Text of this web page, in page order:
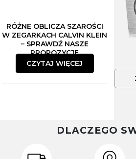
RÓŻNE OBLICZA SZAROŚCI
W ZEGARKACH CALVIN KLEIN
– SPRAWDŹ NASZE
PROPOZYCJE
CZYTAJ WIĘCEJ
DLACZEGO